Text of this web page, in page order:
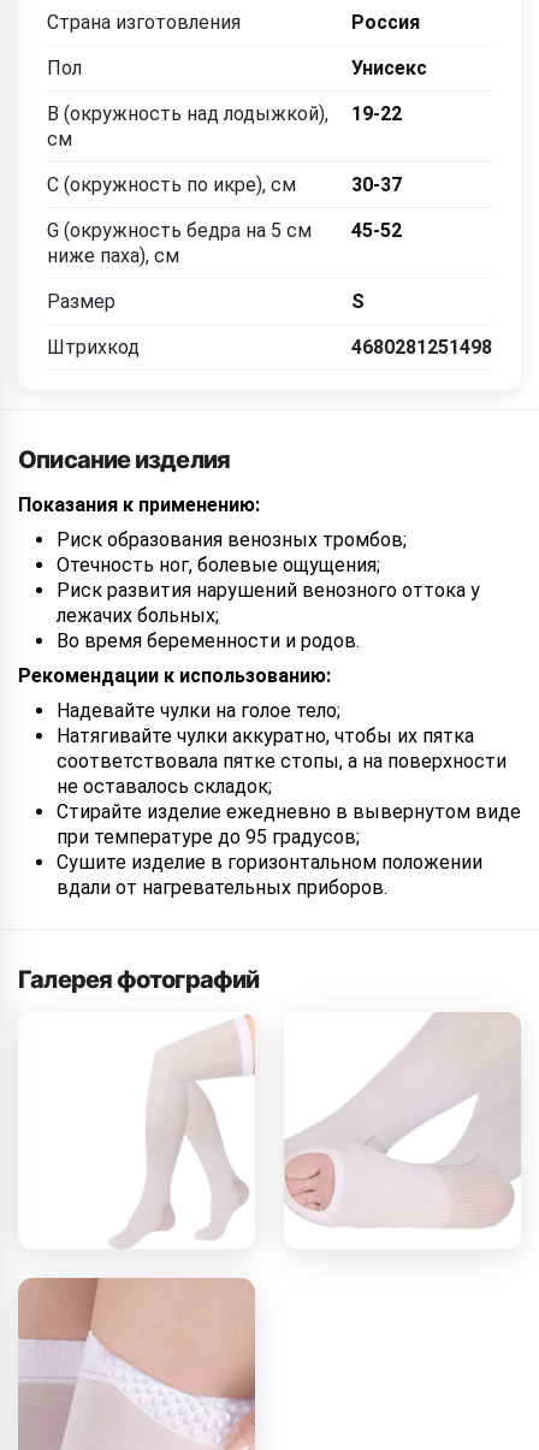
Страна изготовления
Россия
Пол
Унисекс
B (окружность над лодыжкой),
см
19-22
C (окружность по икре), см
30-37
G (окружность бедра на 5 см
ниже паха), см
45-52
Размер
S
Штрихкод
4680281251498
Описание изделия
Показания к применению:
Риск образования венозных тромбов;
Отечность ног, болевые ощущения;
Риск развития нарушений венозного оттока у
лежачих больных;
Во время беременности и родов.
Рекомендации к использованию:
Надевайте чулки на голое тело;
Натягивайте чулки аккуратно, чтобы их пятка
соответствовала пятке стопы, а на поверхности
не оставалось складок;
Стирайте изделие ежедневно в вывернутом виде
при температуре до 95 градусов;
Сушите изделие в горизонтальном положении
вдали от нагревательных приборов.
Галерея фотографий